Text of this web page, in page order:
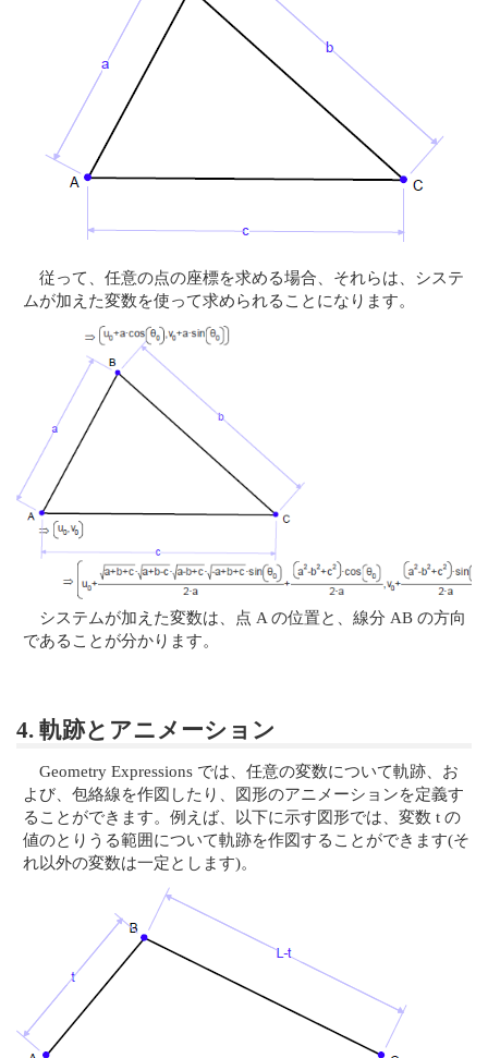
従って、任意の点の座標を求める場合、それらは、システ
ムが加えた変数を使って求められることになります。
システムが加えた変数は、点 A の位置と、線分 AB の方向
であることが分かります。
4. 軌跡とアニメーション
Geometry Expressions では、任意の変数について軌跡、お
よび、包絡線を作図したり、図形のアニメーションを定義す
ることができます。例えば、以下に示す図形では、変数 t の
値のとりうる範囲について軌跡を作図することができます(そ
れ以外の変数は一定とします)。